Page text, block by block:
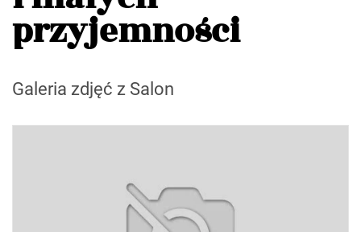
przyjemności
Galeria zdjęć z Salon